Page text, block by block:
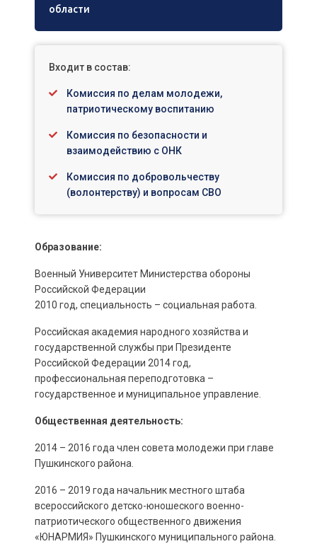
области
Входит в состав:
Комиссия по делам молодежи,
патриотическому воспитанию
Комиссия по безопасности и
взаимодействию с ОНК
Комиссия по добровольчеству
(волонтерству) и вопросам СВО
Образование:
Военный Университет Министерства обороны
Российской Федерации
2010 год, специальность – социальная работа.
Российская академия народного хозяйства и
государственной службы при Президенте
Российской Федерации 2014 год,
профессиональная переподготовка –
государственное и муниципальное управление.
Общественная деятельность:
2014 – 2016 года член совета молодежи при главе
Пушкинского района.
2016 – 2019 года начальник местного штаба
всероссийского детско-юношеского военно-
патриотического общественного движения
«ЮНАРМИЯ» Пушкинского муниципального района.